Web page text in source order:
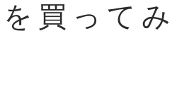
買ってみ